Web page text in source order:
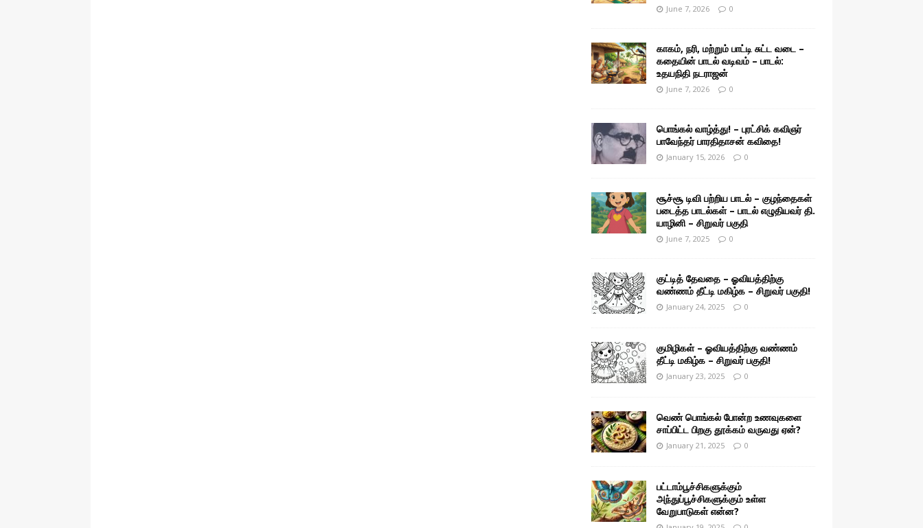
June 7, 2026 0
காகம், நரி, மற்றும் பாட்டி சுட்ட வடை –
கதையின் பாடல் வடிவம் – பாடல்:
உதயநிதி நடராஜன்
June 7, 2026 0
பொங்கல் வாழ்த்து! – புரட்சிக் கவிஞர்
பாவேந்தர் பாரதிதாசன் கவிதை!
January 15, 2026 0
சூச்சூ டிவி பற்றிய பாடல் – குழந்தைகள்
படைத்த பாடல்கள் – பாடல் எழுதியவர் தி.
யாழினி – சிறுவர் பகுதி
June 7, 2025 0
குட்டித் தேவதை – ஓவியத்திற்கு
வண்ணம் தீட்டி மகிழ்க – சிறுவர் பகுதி!
January 24, 2025 0
குமிழிகள் – ஓவியத்திற்கு வண்ணம்
தீட்டி மகிழ்க – சிறுவர் பகுதி!
January 23, 2025 0
வெண் பொங்கல் போன்ற உணவுகளை
சாப்பிட்ட பிறகு தூக்கம் வருவது ஏன்?
January 21, 2025 0
பட்டாம்பூச்சிகளுக்கும்
அந்துப்பூச்சிகளுக்கும் உள்ள
வேறுபாடுகள் என்ன?